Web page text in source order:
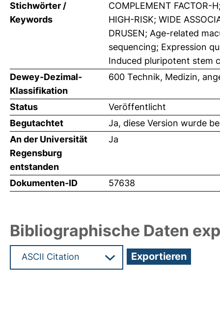
Stichwörter /
Keywords
COMPLEMENT FACTOR-
HIGH-RISK; WIDE
DRUSEN; Age-related
sequencing; Expression
Induced pluripotent stem
Dewey-Dezimal-
Klassifikation
600 Technik, Medizin,
Status
Veröffentlicht
Begutachtet
Ja, diese Version wurde
An der Universität
Regensburg
entstanden
Ja
Dokumenten-ID 57638
Bibliographische Daten